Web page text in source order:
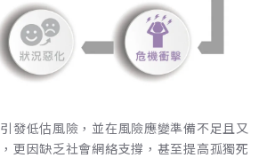
發低估風險，並在風險應變準備不足且又
更因缺乏社會網絡支撐，甚至提高孤獨死